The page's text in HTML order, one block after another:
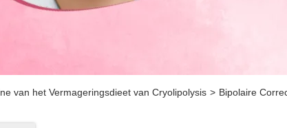
van het Vermageringsdieet van Cryolipolysis > Bipolaire